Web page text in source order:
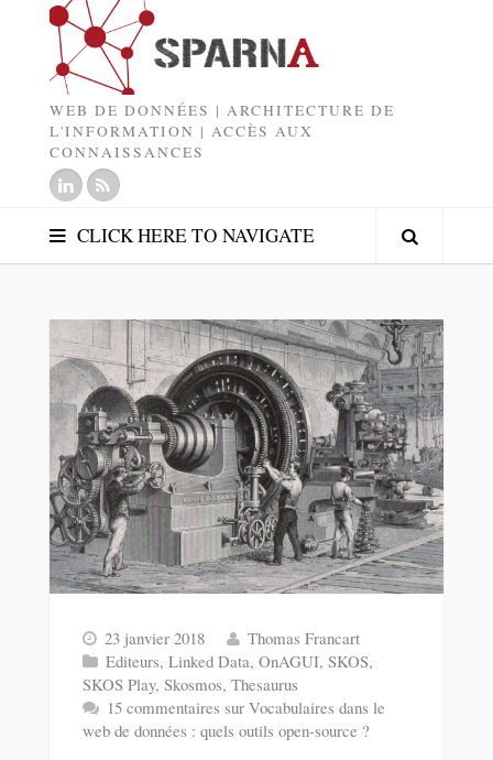
WEB DE DONNÉES | ARCHITECTURE DE
L'INFORMATION | ACCÈS AUX
CONNAISSANCES
CLICK HERE TO NAVIGATE
23 janvier 2018
Thomas Francart
Editeurs, Linked Data, OnAGUI, SKOS,
SKOS Play, Skosmos, Thesaurus
15 commentaires sur Vocabulaires dans le
web de données : quels outils open-source ?